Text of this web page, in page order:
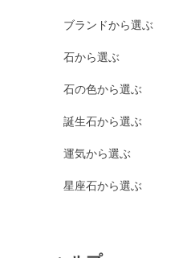
ブランドから選ぶ
石から選ぶ
石の色から選ぶ
誕生石から選ぶ
運気から選ぶ
星座石から選ぶ